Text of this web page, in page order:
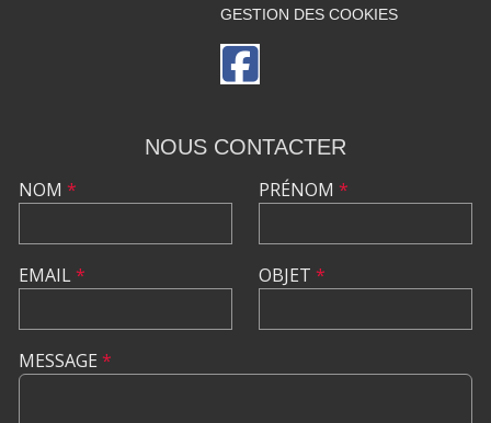
GESTION DES COOKIES
NOUS CONTACTER
NOM *
EMAIL*
PRÉNOM *
OBJET *
MESSAGE *